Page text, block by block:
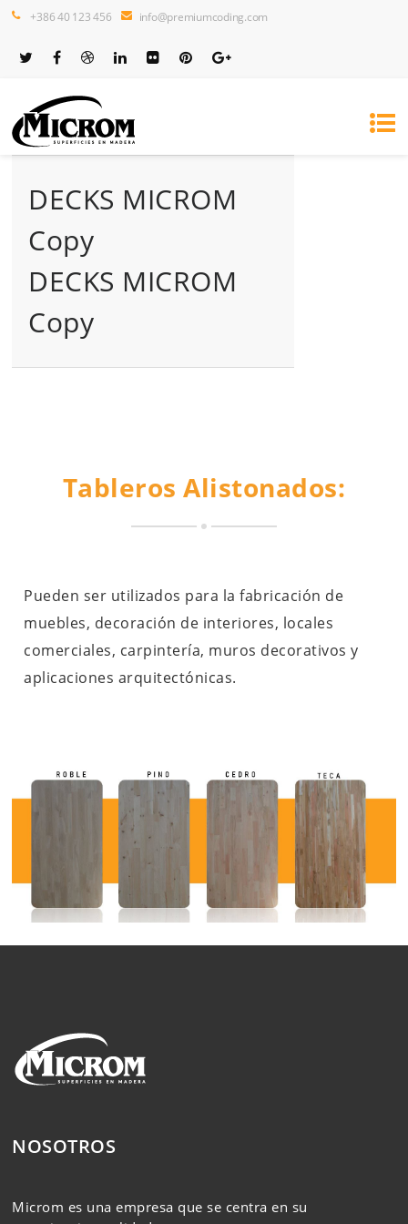
+386 40 123 456 info@premiumcoding.com
DECKS MICROM
Copy
DECKS MICROM
Copy
Tableros Alistonados:
Pueden ser utilizados para la fabricación de
muebles, decoración de interiores, locales
comerciales, carpintería, muros decorativos y
aplicaciones arquitectónicas.
NOSOTROS
Microm es una empresa que se centra en su